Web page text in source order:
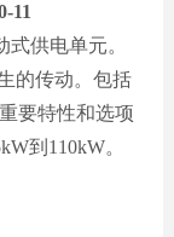
11
供电单元。
的传动。包括
要特性和选项
到110kW。